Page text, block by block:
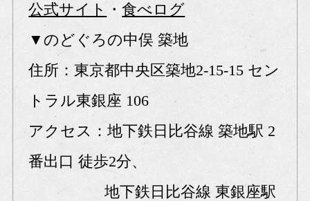
公式サイト ・食べログ
▼のどぐろの中俣 築地
住所：東京都中央区築地2-15-15 セン
トラル東銀座 106
アクセス：地下鉄日比谷線 築地駅 2
番出口 徒歩2分、
地下鉄日比谷線 東銀座駅